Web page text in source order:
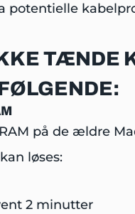
potentielle
TÆNDE
på de ældre
løses:
2 minutter